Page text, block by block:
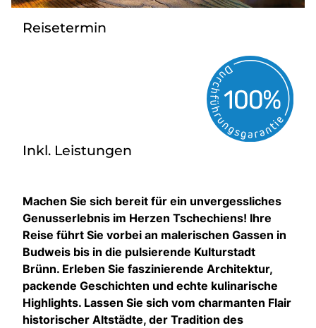
Reisetermin
Inkl. Leistungen
Machen Sie sich bereit für ein unvergessliches
Genusserlebnis im Herzen Tschechiens! Ihre
Reise führt Sie vorbei an malerischen Gassen in
Budweis bis in die pulsierende Kulturstadt
Brünn. Erleben Sie faszinierende Architektur,
packende Geschichten und echte kulinarische
Highlights. Lassen Sie sich vom charmanten Flair
historischer Altstädte, der Tradition des